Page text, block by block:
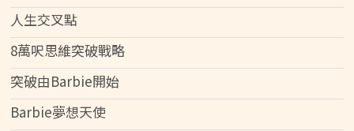
人生交叉點
8萬呎思維突破戰略
突破由Barbie開始
Barbie夢想天使